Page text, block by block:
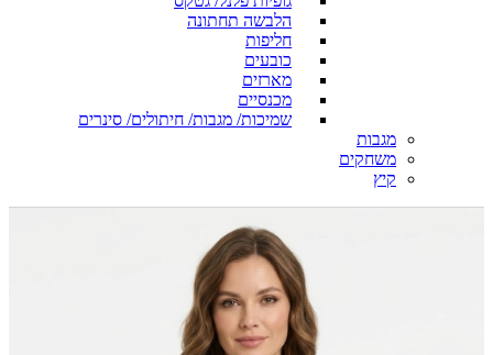
הלבשה תחתונה
חליפות
כובעים
מארזים
מכנסיים
שמיכות/ מגבות/ חיתולים/ סינרים
מגבות
משחקים
קיץ